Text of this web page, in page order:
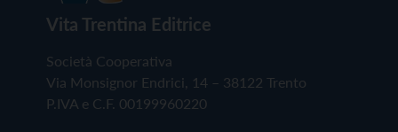
Vita Trentina Editrice
Società Cooperativa
Via Monsignor Endrici, 14 – 38122 Trento
P.IVA e C.F. 00199960220